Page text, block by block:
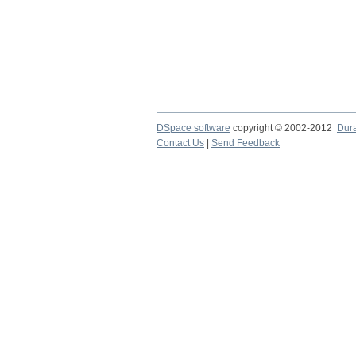
DSpace software copyright © 2002-2012
Contact Us
Send Feedback